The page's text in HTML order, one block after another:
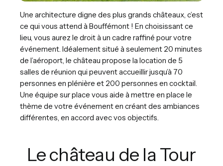
Une architecture digne des plus grands châteaux, c’est
ce qui vous attend à Bouffémont ! En choisissant ce
lieu, vous aurez le droit à un cadre raffiné pour votre
événement. Idéalement situé à seulement 20 minutes
de l’aéroport, le château propose la location de 5
salles de réunion qui peuvent accueillir jusqu’à 70
personnes en plénière et 200 personnes en cocktail.
Une équipe sur place vous aide à mettre en place le
thème de votre événement en créant des ambiances
différentes, en accord avec vos objectifs.
Le château de la Tour